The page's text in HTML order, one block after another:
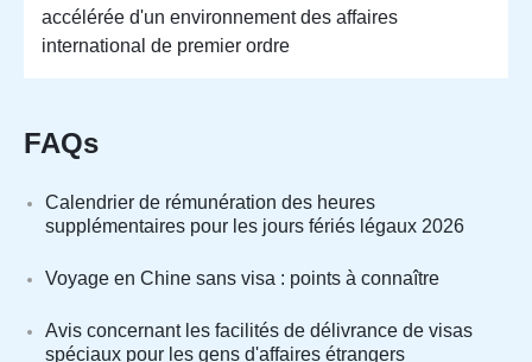
accélérée d'un environnement des affaires
international de premier ordre
FAQs
Calendrier de rémunération des heures
supplémentaires pour les jours fériés légaux 2026
Voyage en Chine sans visa : points à connaître
Avis concernant les facilités de délivrance de visas
spéciaux pour les gens d'affaires étrangers